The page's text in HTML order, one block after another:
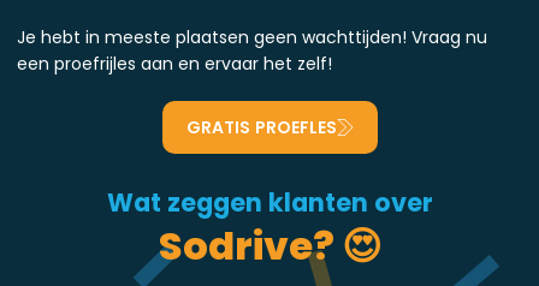
Je hebt in meeste plaatsen geen wachttijden! Vraag nu
een proefrijles aan en ervaar het zelf!
GRATIS PROEFLES
Wat zeggen klanten over
Sodrive? 😍